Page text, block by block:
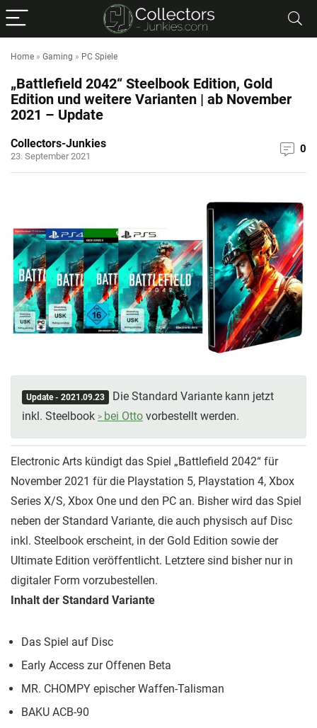
Home » Gaming » PC Spiele
„Battlefield 2042“ Steelbook Edition, Gold
Edition und weitere Varianten | ab November
2021 – Update
Collectors-Junkies
23. September 2021
0
Update - 2021.09.23
Die Standard Variante kann jetzt
inkl. Steelbook
bei Otto vorbestellt werden.
Electronic Arts kündigt das Spiel „Battlefield 2042“ für
November 2021 für die Playstation 5, Playstation 4, Xbox
Series X/S, Xbox One und den PC an. Bisher wird das Spiel
neben der Standard Variante, die auch physisch auf Disc
inkl. Steelbook erscheint, in der Gold Edition sowie der
Ultimate Edition veröffentlicht. Letztere sind bisher nur in
digitaler Form vorzubestellen.
Inhalt der Standard Variante
Das Spiel auf Disc
Early Access zur Offenen Beta
MR. CHOMPY epischer Waffen-Talisman
BAKU ACB-90